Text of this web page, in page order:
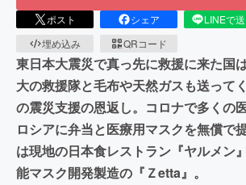
ポスト シェア LINEで
埋め込み
QRコード
東日本大震災で真っ先に救援に来た国
大の救援隊と毛布や天然ガスも送って
の震災支援の恩返し。コロナで多くの
ロシアに弁当と医療用マスクを無償で
は現地の日本食レストラン『ヤルメン
能マスク開発製造の『Ｚetta』。